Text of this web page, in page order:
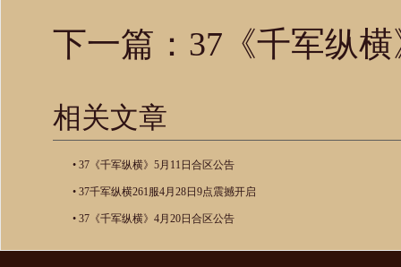
下一篇： 37《千军纵
相关文章
• 37《千军纵横》5月11日合区公告
• 37千军纵横261服4月28日9点震撼开启
• 37《千军纵横》4月20日合区公告